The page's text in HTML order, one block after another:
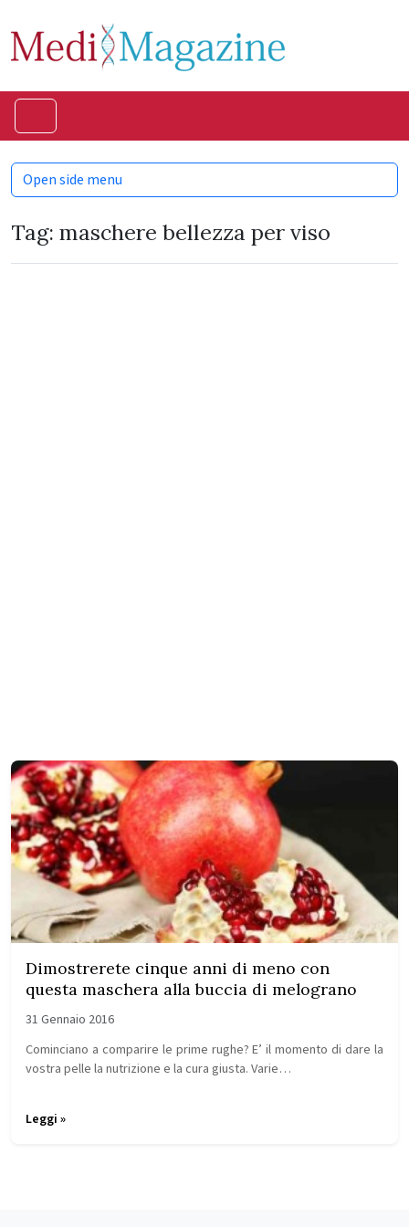
Tag: maschere bellezza per viso
Dimostrerete cinque anni di meno con
questa maschera alla buccia di melograno
31 Gennaio 2016
Cominciano a comparire le prime rughe? E’ il momento di dare la
vostra pelle la nutrizione e la cura giusta. Varie…
Leggi »
Open side menu